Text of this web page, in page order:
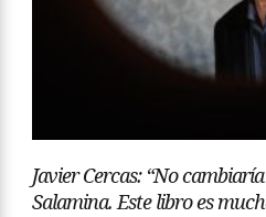
Javier Cercas: “No
Salamina. Este libro es